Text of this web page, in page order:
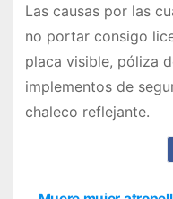
Las causas por las
no portar consigo
placa visible, póliza
implementos de
chaleco reflejante.
N